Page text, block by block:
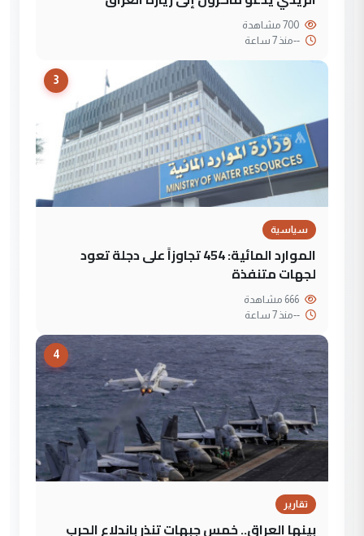
--منذ 7 ساعة
3
سياسية
الموارد المائية: 454 تجاوزاً على دجلة تعود
لجهات متنفذة
--منذ 7 ساعة
4
تقارير
بينها العراق.. خمس جبهات تنذر باندلاع الحرب